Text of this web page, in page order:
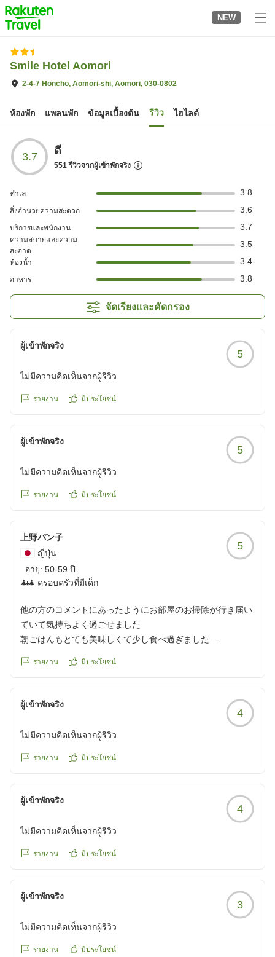
to
top
page
NEW
Smile Hotel Aomori
2-4-7 Honcho, Aomori-shi, Aomori, 030-0802
ห้องพัก แพลนพัก ข้อมูลเบื้องต้น รีวิว ไฮไลต์
3.7 ดี
551รีวิวจากผู้เข้าพักจริง
ทำเล 3.8
สิ่งอำนวยความสะดวก 3.6
บริการและพนักงาน 3.7
ความสบายและความ
สะอาด
3.5
ห้องน้ำ 3.4
อาหาร 3.8
จัดเรียงและคัดกรอง
ผู้เข้าพักจริง
5
ไม่มีความคิดเห็นจากผู้รีวิว
รายงาน มีประโยชน์
ผู้เข้าพักจริง
5
ไม่มีความคิดเห็นจากผู้รีวิว
รายงาน มีประโยชน์
上野パン子
ญี่ปุ่น
อายุ: 50-59 ปี
ครอบครัวที่มีเด็ก
5
他の方のコメントにあったようにお部屋のお掃除が行き届い
ていて気持ちよく過ごせました
朝ごはんもとても美味しくて少し食べ過ぎました
スマイルが素敵でした
https://review.travel.rakuten.co.jp/hotel/voice/856?
reviewId=33123478579251
รายงาน มีประโยชน์
ผู้เข้าพักจริง
4
ไม่มีความคิดเห็นจากผู้รีวิว
รายงาน มีประโยชน์
ผู้เข้าพักจริง
4
ไม่มีความคิดเห็นจากผู้รีวิว
รายงาน มีประโยชน์
ผู้เข้าพักจริง
3
ไม่มีความคิดเห็นจากผู้รีวิว
รายงาน มีประโยชน์